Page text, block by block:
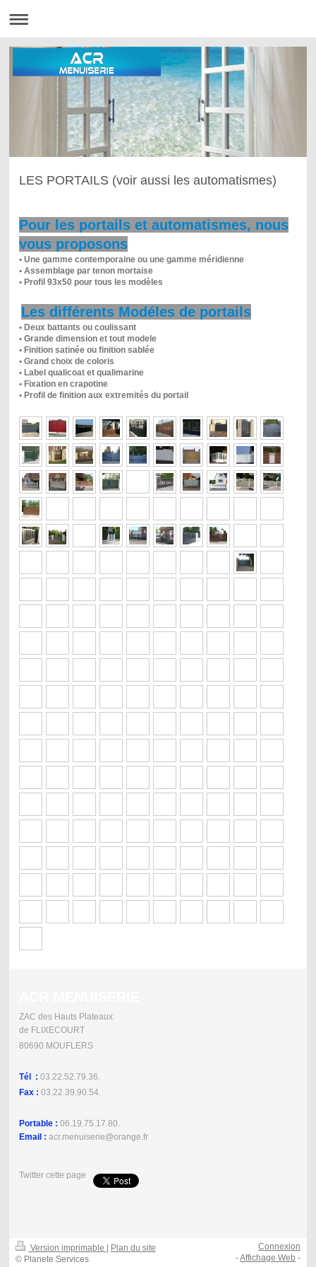
LES PORTAILS (voir aussi les automatismes)
Pour les portails et automatismes, nous
vous proposons
• Une gamme contemporaine ou une gamme méridienne
• Assemblage par tenon mortaise
• Profil 93x50 pour tous les modèles
Les différents Modéles de portails
• Deux battants ou coulissant
• Grande dimension et tout modele
• Finition satinée ou finition sablée
• Grand choix de coloris
• Label qualicoat et qualimarine
• Fixation en crapotine
• Profil de finition aux extremités du portail
ZAC des Hauts Plateaux
de FLIXECOURT
80690 MOUFLERS
Tél : 03.22.52.79.36.
Fax : 03.22.39.90.54.
Portable : 06.19.75.17.80.
Email : acr.menuiserie@orange.fr
Twitter cette page
Version imprimable | Plan du site
© Planete Services
Connexion
-Affichage Web -